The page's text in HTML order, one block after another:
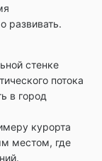
развивать.
стенке
потока
в город
курорта
местом, где